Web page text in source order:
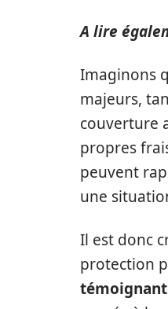
A lire
Imaginons
majeurs,
couverture
propres
peuvent
une
Il est donc
protection